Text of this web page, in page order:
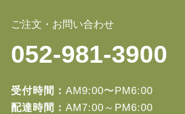
ご注文・お問い合わせ
052-981-3900
受付時間： AM9:00〜PM6:00
配達時間： AM7:00～PM6:00